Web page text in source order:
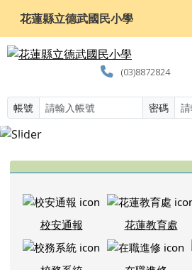
花蓮縣立德武國民小學
花蓮縣立德武國民小學
(03)8872824
帳號 密碼
上中區域內容
校安通報 花蓮教育處
校務系統 在職進修